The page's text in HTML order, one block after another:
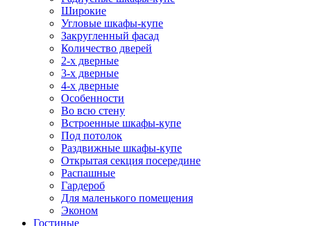
Широкие
Угловые шкафы-купе
Закругленный фасад
Количество дверей
2-х дверные
3-х дверные
4-х дверные
Особенности
Во всю стену
Встроенные шкафы-купе
Под потолок
Раздвижные шкафы-купе
Открытая секция посередине
Распашные
Гардероб
Для маленького помещения
Эконом
Гостиные